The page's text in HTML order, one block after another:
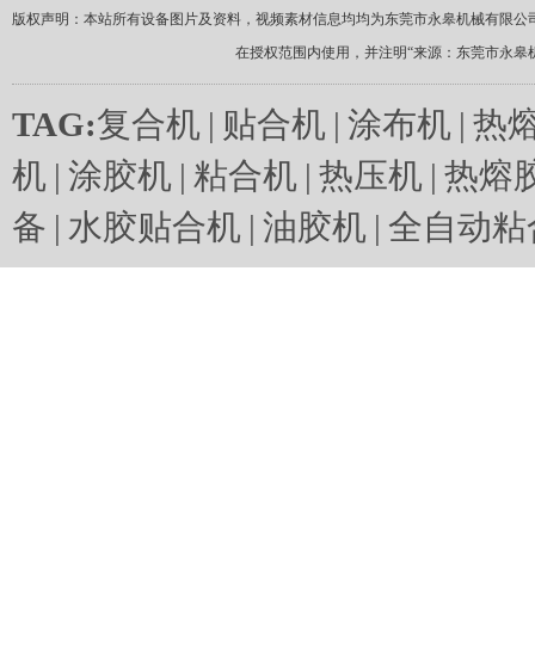
版权声明：本站所有设备图片及资料，视频素材信息均均为东莞市永皋机械有限
在授权范围内使用，并注明“来源：东莞市永
TAG:复合机 | 贴合机 | 涂布机 | 热
机 | 涂胶机 | 粘合机 | 热压机 | 热熔
备 | 水胶贴合机 | 油胶机 | 全自动粘